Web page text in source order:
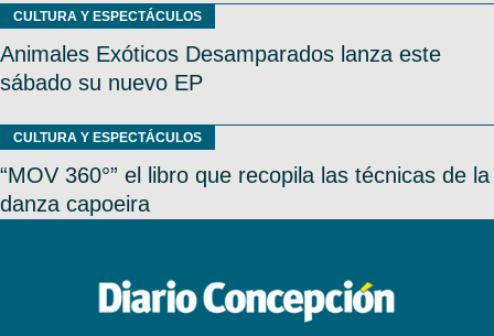
CULTURA Y ESPECTÁCULOS
Animales Exóticos Desamparados lanza este
sábado su nuevo EP
CULTURA Y ESPECTÁCULOS
“MOV 360°” el libro que recopila las técnicas de la
danza capoeira